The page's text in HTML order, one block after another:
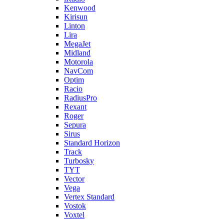
Kenwood
Kirisun
Linton
Lira
MegaJet
Midland
Motorola
NavCom
Optim
Racio
RadiusPro
Rexant
Roger
Sepura
Sirus
Standard Horizon
Track
Turbosky
TYT
Vector
Vega
Vertex Standard
Vostok
Voxtel